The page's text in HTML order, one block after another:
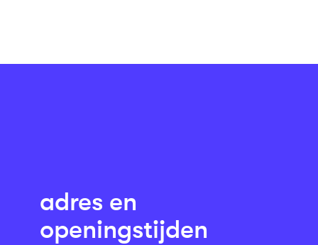
adres en
openingstijden